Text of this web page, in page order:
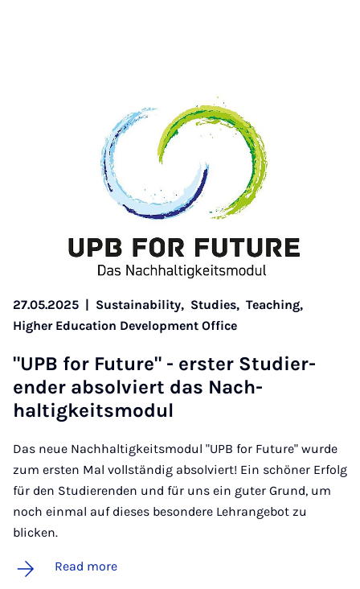
27.05.2025 Sustainability, Studies, Teaching,
Higher Education Development Office
"UPB for Fu­ture" - er­ster Stud­i­er­
ender ab­solviert das Nach­
haltigkeits­modul
Das neue Nachhaltigkeitsmodul "UPB for Future" wurde
zum ersten Mal vollständig absolviert! Ein schöner Erfolg
für den Studierenden und für uns ein guter Grund, um
noch einmal auf dieses besondere Lehrangebot zu
blicken.
Read more